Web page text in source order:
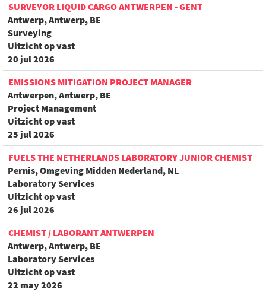
SURVEYOR LIQUID CARGO ANTWERPEN - GENT
Antwerp, Antwerp, BE
Surveying
Uitzicht op vast
20 jul 2026
EMISSIONS MITIGATION PROJECT MANAGER
Antwerpen, Antwerp, BE
Project Management
Uitzicht op vast
25 jul 2026
FUELS THE NETHERLANDS LABORATORY JUNIOR CHEMIST
Pernis, Omgeving Midden Nederland, NL
Laboratory Services
Uitzicht op vast
26 jul 2026
CHEMIST / LABORANT ANTWERPEN
Antwerp, Antwerp, BE
Laboratory Services
Uitzicht op vast
22 may 2026